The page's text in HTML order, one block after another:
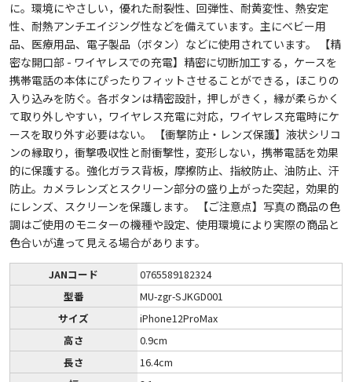
に。環境にやさしい，優れた耐裂性、回弾性、耐黄変性、熱安定
性、耐熱アンチエイジング性などを備えています。主にベビー用
品、医療用品、電子製品（ボタン）などに使用されています。 【精
密な開口部 - ワイヤレスでの充電】精密に切断加工する，ケースを
携帯電話の本体にぴったりフィットさせることができる，ほこりの
入り込みを防ぐ。各ボタンは精密設計，押しがきく，縁が柔らかく
て取り外しやすい，ワイヤレス充電に対応，ワイヤレス充電時にケ
ースを取り外す必要はない。 【衝撃防止・レンズ保護】液状シリコ
ンの縁取り，衝撃吸収性と耐衝撃性，変形しない，携帯電話を効果
的に保護する。強化ガラス背板，摩擦防止、指紋防止、油防止、汗
防止。カメラレンズとスクリーン部分の盛り上がった突起，効果的
にレンズ、スクリーンを保護します。 【ご注意点】写真の商品の色
調はご使用のモニターの機種や設定、使用環境により実際の商品と
色合いが違って見える場合があります。
JANコード
0765589182324
型番
MU-zgr-SJKGD001
サイズ
iPhone12ProMax
高さ
0.9cm
長さ
16.4cm